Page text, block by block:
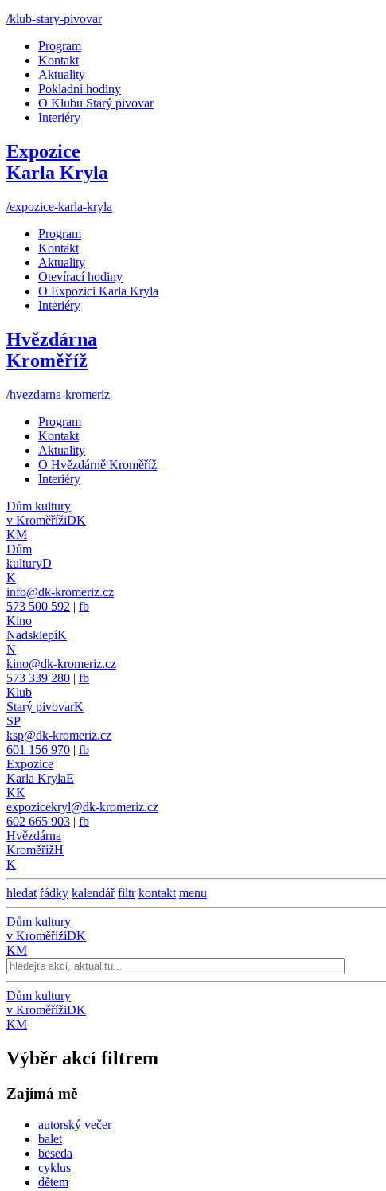
/klub-stary-pivovar
Program
Kontakt
Aktuality
Pokladní hodiny
O Klubu Starý pivovar
Interiéry
Expozice
Karla Kryla
/expozice-karla-kryla
Program
Kontakt
Aktuality
Otevírací hodiny
O Expozici Karla Kryla
Interiéry
Hvězdárna
Kroměříž
/hvezdarna-kromeriz
Program
Kontakt
Aktuality
O Hvězdárně Kroměříž
Interiéry
Dům kultury
v KroměřížiDK
KM
Dům
kulturyD
K
info@dk-kromeriz.cz
573 500 592 | fb
Kino
NadsklepíK
N
kino@dk-kromeriz.cz
573 339 280 | fb
Klub
Starý pivovarK
SP
ksp@dk-kromeriz.cz
601 156 970 | fb
Expozice
Karla KrylaE
KK
expozicekryl@dk-kromeriz.cz
602 665 903 | fb
Hvězdárna
KroměřížH
K
hledat řádky kalendář filtr kontakt menu
Dům kultury
v KroměřížiDK
KM
Dům kultury
v KroměřížiDK
KM
Výběr akcí filtrem
Zajímá mě
autorský večer
balet
beseda
cyklus
dětem